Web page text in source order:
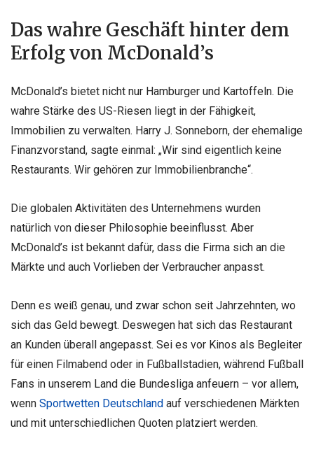
Das wahre Geschäft hinter dem
Erfolg von McDonald’s
McDonald’s bietet nicht nur Hamburger und Kartoffeln. Die
wahre Stärke des US-Riesen liegt in der Fähigkeit,
Immobilien zu verwalten. Harry J. Sonneborn, der ehemalige
Finanzvorstand, sagte einmal: „Wir sind eigentlich keine
Restaurants. Wir gehören zur Immobilienbranche“.
Die globalen Aktivitäten des Unternehmens wurden
natürlich von dieser Philosophie beeinflusst. Aber
McDonald’s ist bekannt dafür, dass die Firma sich an die
Märkte und auch Vorlieben der Verbraucher anpasst.
Denn es weiß genau, und zwar schon seit Jahrzehnten, wo
sich das Geld bewegt. Deswegen hat sich das Restaurant
an Kunden überall angepasst. Sei es vor Kinos als Begleiter
für einen Filmabend oder in Fußballstadien, während Fußball
Fans in unserem Land die Bundesliga anfeuern – vor allem,
wenn Sportwetten Deutschland auf verschiedenen Märkten
und mit unterschiedlichen Quoten platziert werden.